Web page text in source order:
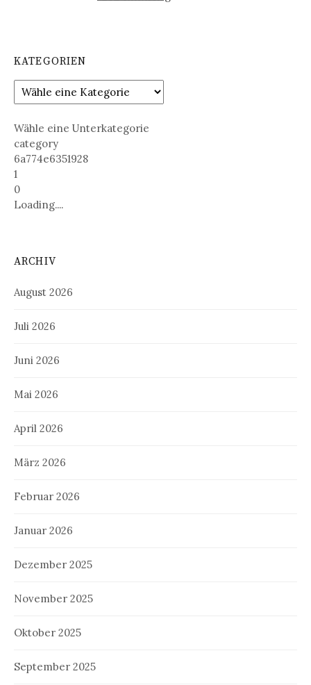
KATEGORIEN
Wähle eine Unterkategorie
category
6a774e6351928
1
0
Loading....
ARCHIV
August 2026
Juli 2026
Juni 2026
Mai 2026
April 2026
März 2026
Februar 2026
Januar 2026
Dezember 2025
November 2025
Oktober 2025
September 2025